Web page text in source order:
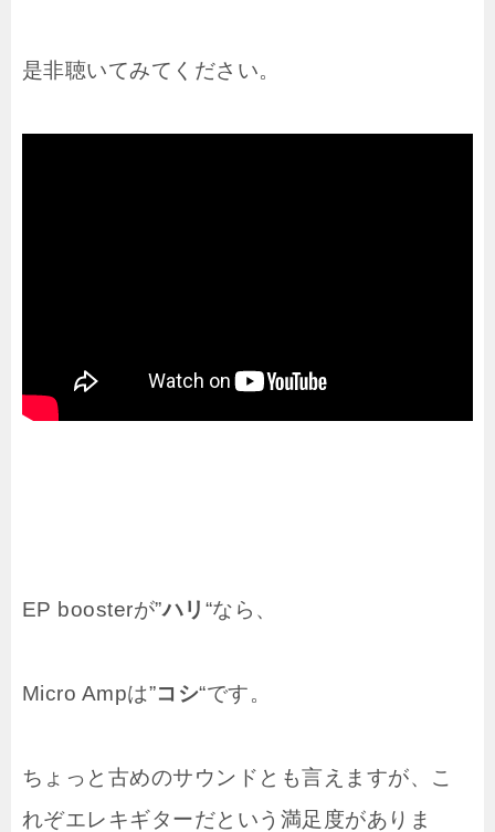
是非聴いてみてください。
EP boosterが”ハリ “なら、
Micro Ampは”コシ“です。
ちょっと古めのサウンドとも言えますが、こ
れぞエレキギターだという満足度がありま